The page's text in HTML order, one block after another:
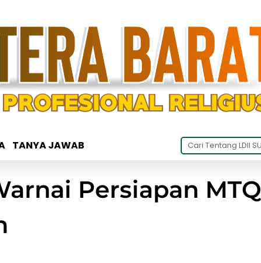
TANYA JAWAB
Persiapan MTQ